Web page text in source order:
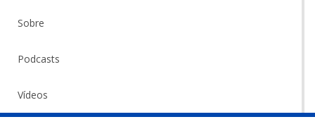
Sobre
Podcasts
Vídeos